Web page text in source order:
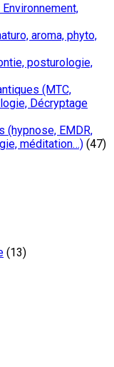
aroma, phyto,
posturologie,
(MTC,
Décryptage
EMDR,
méditation…) (47)
(13)